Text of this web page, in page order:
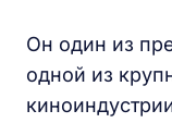
Он один из
одной из